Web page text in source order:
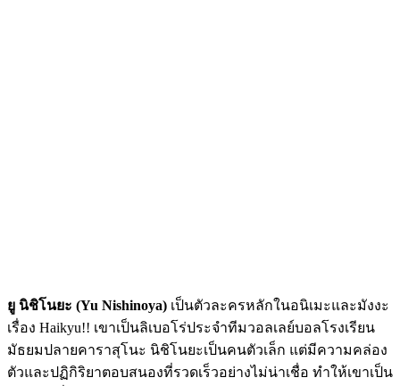
ยู นิชิโนยะ (Yu Nishinoya) เป็นตัวละครหลักในอนิเมะและมังงะ
เรื่อง Haikyu!! เขาเป็นลิเบอโร่ประจำทีมวอลเลย์บอลโรงเรียน
มัธยมปลายคาราสุโนะ นิชิโนยะเป็นคนตัวเล็ก แต่มีความคล่อง
ตัวและปฏิกิริยาตอบสนองที่รวดเร็วอย่างไม่น่าเชื่อ ทำให้เขาเป็น